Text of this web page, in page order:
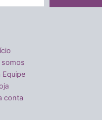
somos
Equipe
conta